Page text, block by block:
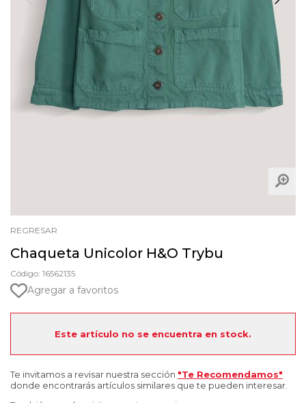
REGRESAR
Chaqueta Unicolor H&O Trybu
Código: 16562135
Agregar a favoritos
Este artículo no se encuentra en stock.
Te invitamos a revisar nuestra sección "Te Recomendamos"
donde encontrarás artículos similares que te pueden interesar.